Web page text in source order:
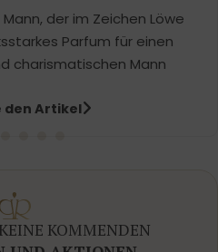
der im Zeichen Löwe
Parfum für einen
charismatischen Mann
den Artikel
KOMMENDEN